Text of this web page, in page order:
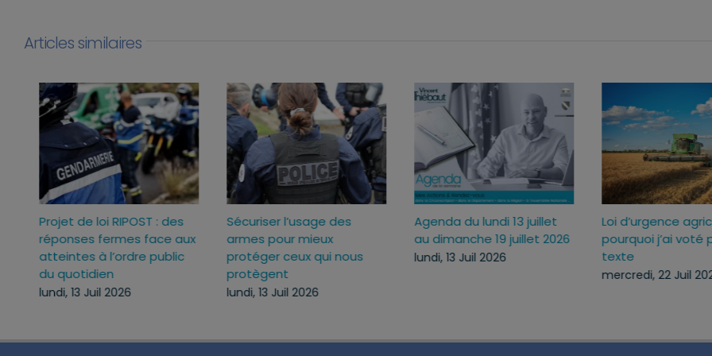
Articles similaires
Loi d’urgence agricole :
pourquoi j’ai voté pour ce
texte
mercredi, 22 Juil 2026
Projet de loi RIPOST : des
réponses fermes face aux
atteintes à l’ordre public
du quotidien
lundi, 13 Juil 2026
Sécuriser l’usage des
armes pour mieux
protéger ceux qui nous
Agenda du lundi 13
au dimanche 19
lundi, 13 Juil 2026